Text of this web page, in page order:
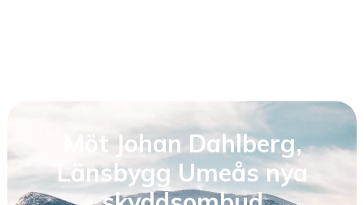
Möt Johan Dahlberg,
Länsbygg Umeås nya